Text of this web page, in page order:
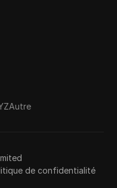
ZAutre
de confidentialité